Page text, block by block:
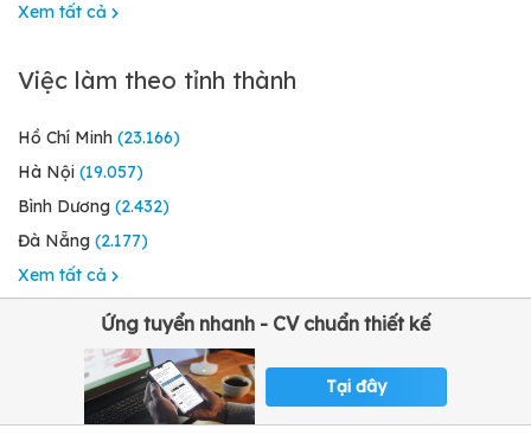
Xem tất cả
Việc làm theo tỉnh thành
Hồ Chí Minh (23.166)
Hà Nội (19.057)
Bình Dương (2.432)
Đà Nẵng (2.177)
Xem tất cả
Ứng tuyển nhanh - CV chuẩn thiết kế
Tại đây